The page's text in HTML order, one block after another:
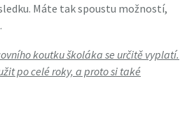
Máte tak spoustu možností,
koutku školáka se určitě vyplatí.
po celé roky, a proto si také